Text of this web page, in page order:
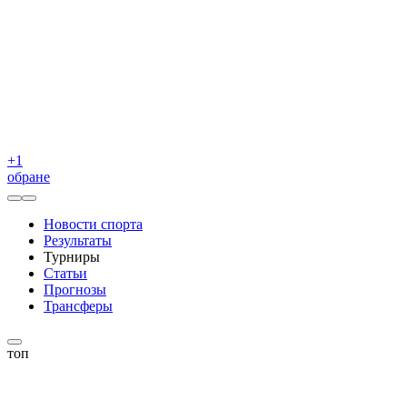
+1
обране
Новости спорта
Результаты
Турниры
Статьи
Прогнозы
Трансферы
топ